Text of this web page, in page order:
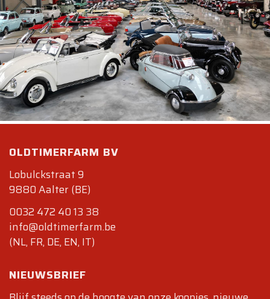
OLDTIMERFARM BV
Lobulckstraat 9
9880 Aalter (BE)
0032 472 40 13 38
info@oldtimerfarm.be
(NL, FR, DE, EN, IT)
NIEUWSBRIEF